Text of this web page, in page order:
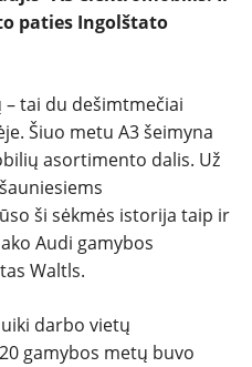
paties Ingolštato
– tai du dešimtmečiai
Šiuo metu A3 šeimyna
asortimento dalis. Už
ši sėkmės istorija taip ir
Audi gamybos
Waltls.
darbo vietų
gamybos metų buvo